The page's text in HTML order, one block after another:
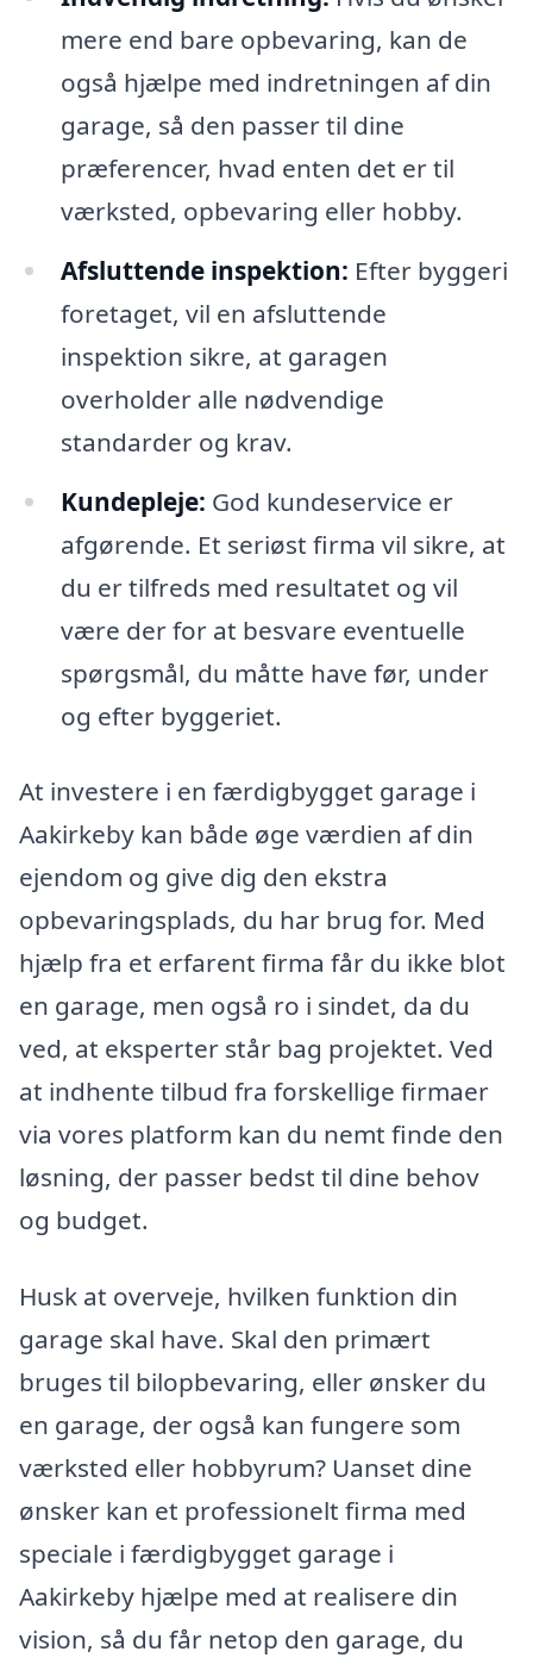
mere end bare opbevaring, kan de
også hjælpe med indretningen af din
garage, så den passer til dine
præferencer, hvad enten det er til
værksted, opbevaring eller hobby.
Afsluttende inspektion: Efter byggeri
foretaget, vil en afsluttende
inspektion sikre, at garagen
overholder alle nødvendige
standarder og krav.
Kundepleje: God kundeservice er
afgørende. Et seriøst firma vil sikre, at
du er tilfreds med resultatet og vil
være der for at besvare eventuelle
spørgsmål, du måtte have før, under
og efter byggeriet.
At investere i en færdigbygget garage i
Aakirkeby kan både øge værdien af din
ejendom og give dig den ekstra
opbevaringsplads, du har brug for. Med
hjælp fra et erfarent firma får du ikke blot
en garage, men også ro i sindet, da du
ved, at eksperter står bag projektet. Ved
at indhente tilbud fra forskellige firmaer
via vores platform kan du nemt finde den
løsning, der passer bedst til dine behov
og budget.
Husk at overveje, hvilken funktion din
garage skal have. Skal den primært
bruges til bilopbevaring, eller ønsker du
en garage, der også kan fungere som
værksted eller hobbyrum? Uanset dine
ønsker kan et professionelt firma med
speciale i færdigbygget garage i
Aakirkeby hjælpe med at realisere din
vision, så du får netop den garage, du